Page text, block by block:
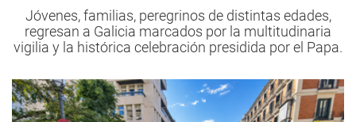
Jóvenes, familias, peregrinos de distintas edades,
regresan a Galicia marcados por la multitudinaria
vigilia y la histórica celebración presidida por el Papa.